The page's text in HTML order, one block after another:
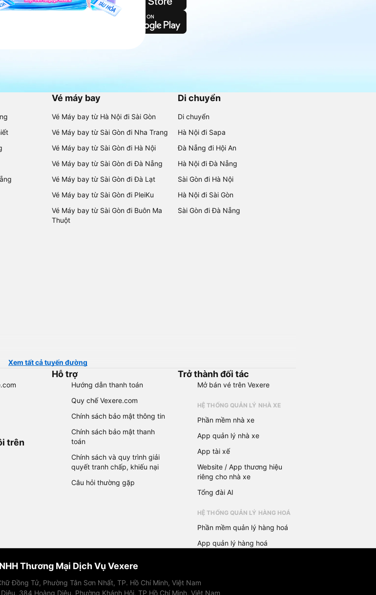
Vé máy bay
Vé Máy bay từ Hà Nội đi Sài Gòn
Vé Máy bay từ Sài Gòn đi Nha Trang
Vé Máy bay từ Sài Gòn đi Hà Nội
Vé Máy bay từ Sài Gòn đi Đà Nẵng
Vé Máy bay từ Sài Gòn đi Đà Lạt
Vé Máy bay từ Sài Gòn đi PleiKu
Vé Máy bay từ Sài Gòn đi Buôn Ma
Thuột
Di chuyển
Di chuyển
Hà Nội đi Sapa
Đà Nẵng đi Hội An
Hà Nội đi Đà Nẵng
Sài Gòn đi Hà Nội
Hà Nội đi Sài Gòn
Sài Gòn đi Đà Nẵng
Xem tất cả tuyến đường
trên
Hỗ trợ
Hướng dẫn thanh toán
Quy chế Vexere.com
Chính sách bảo mật thông tin
Chính sách bảo mật thanh
toán
Chính sách và quy trình giải
quyết tranh chấp, khiếu nại
Câu hỏi thường gặp
Trở thành đối tác
Mở bán vé trên Vexere
HỆ THỐNG QUẢN LÝ NHÀ XE
Phần mềm nhà xe
App quản lý nhà xe
App tài xế
Website / App thương hiệu
riêng cho nhà xe
Tổng đài AI
HỆ THỐNG QUẢN LÝ HÀNG HOÁ
Phần mềm quản lý hàng hoá
App quản lý hàng hoá
Thương Mại Dịch Vụ Vexere
Đồng Tử, Phường Tân Sơn Nhất, TP. Hồ Chí Minh, Việt Nam
384 Hoàng Diệu, Phường Khánh Hội, TP Hồ Chí Minh, Việt Nam